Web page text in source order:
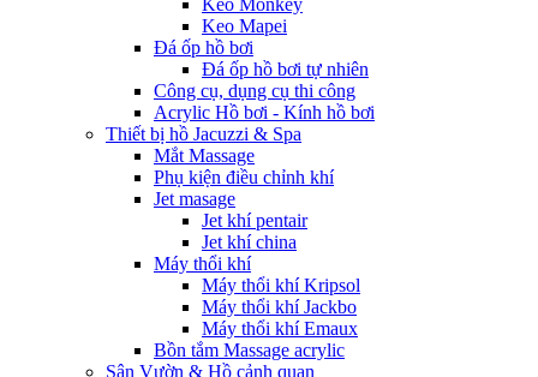
Keo Monkey
Keo Mapei
Đá ốp hồ bơi
Đá ốp hồ bơi tự nhiên
Công cụ, dụng cụ thi công
Acrylic Hồ bơi - Kính hồ bơi
Thiết bị hồ Jacuzzi & Spa
Mắt Massage
Phụ kiện điều chỉnh khí
Jet masage
Jet khí pentair
Jet khí china
Máy thổi khí
Máy thổi khí Kripsol
Máy thổi khí Jackbo
Máy thổi khí Emaux
Bồn tắm Massage acrylic
Sân Vườn & Hồ cảnh quan